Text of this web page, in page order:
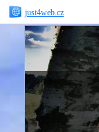
just4web.cz